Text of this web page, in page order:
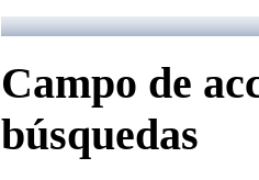
Campo de
búsquedas